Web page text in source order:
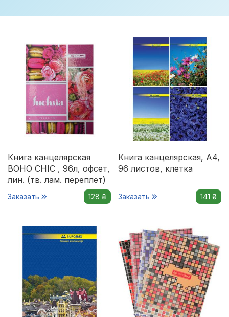
Книга канцелярская
BOHO CHIC , 96л, офсет,
лин. (тв. лам. переплет)
Заказать 128 ₴
Книга канцелярская, А4,
96 листов, клетка
Заказать 141 ₴